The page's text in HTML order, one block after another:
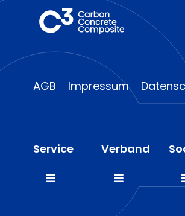
AGB Impressum
Service
Toggle
Verband
Toggle
Navigation